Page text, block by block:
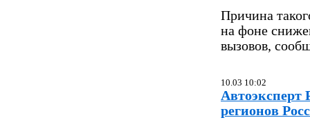
Причина
на фоне
вызовов,
10.03 10:02
Автоэксперт
регионов